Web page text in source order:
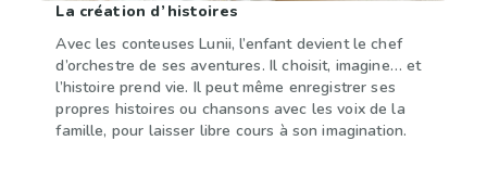
La création d’histoires
Avec les conteuses Lunii, l’enfant devient le chef
d’orchestre de ses aventures. Il choisit, imagine… et
l’histoire prend vie. Il peut même enregistrer ses
propres histoires ou chansons avec les voix de la
famille, pour laisser libre cours à son imagination.